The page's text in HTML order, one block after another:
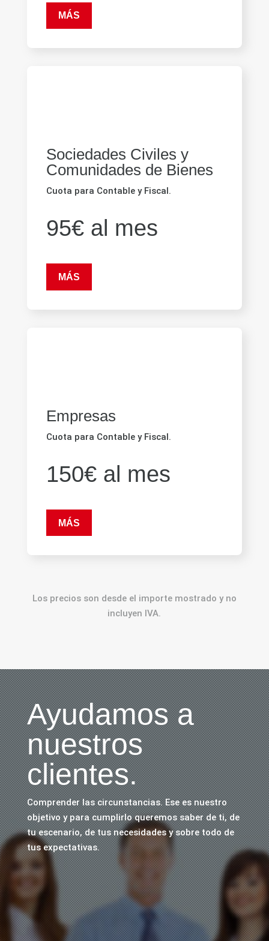
MÁS
Sociedades Civiles y
Comunidades de Bienes
Cuota para Contable y Fiscal.
95€ al mes
MÁS
Empresas
Cuota para Contable y Fiscal.
150€ al mes
MÁS
Los precios son desde el importe mostrado y no
incluyen IVA.
Ayudamos a
nuestros
clientes.
Comprender las circunstancias. Ese es nuestro
objetivo y para cumplirlo queremos saber de ti, de
tu escenario, de tus necesidades y sobre todo de
tus expectativas.